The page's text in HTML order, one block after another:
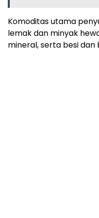
Komoditas utama
lemak dan minyak
mineral, serta besi dan